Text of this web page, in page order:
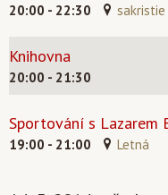
20:00 - 22:30 sakristie
Knihovna
20:00 - 21:30
Sportování s Lazarem
19:00 - 21:00 Letná